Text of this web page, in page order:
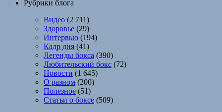
Рубрики блога
Видео (2 711)
Здоровье (29)
Интервью (194)
Кадр дня (41)
Легенды бокса (390)
Любительский бокс (72)
Новости (1 645)
О разном (200)
Полезное (51)
Статьи о боксе (509)